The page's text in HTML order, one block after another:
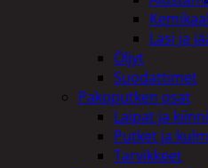
Lasi ja
Öljyt
Suodattimet
Pakoputken osat
Laipat ja
Putket ja
Tarvikkeet